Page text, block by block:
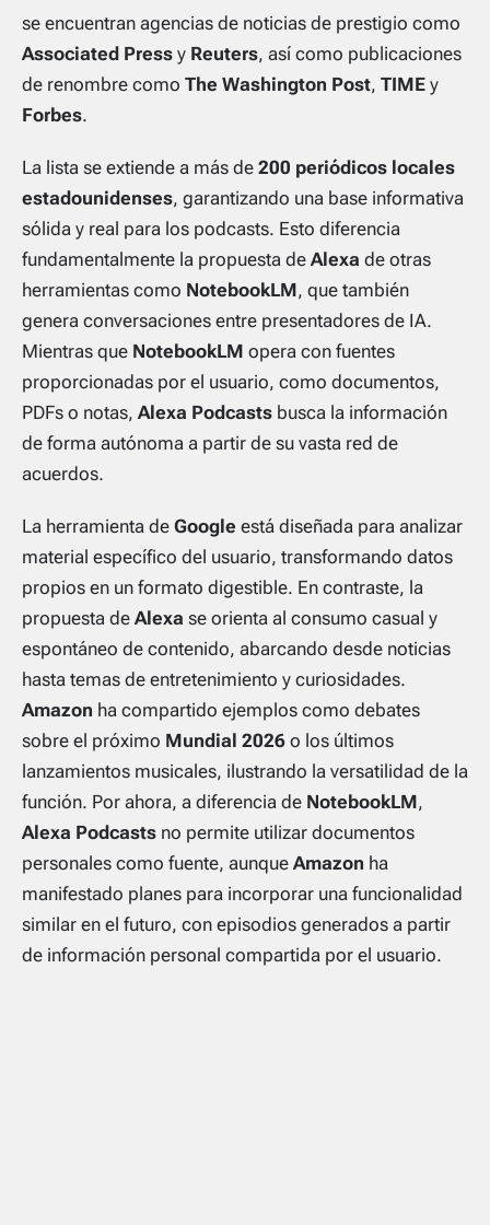
se encuentran agencias de noticias de prestigio como
Associated Press y Reuters, así como publicaciones
de renombre como The Washington Post, TIME y
Forbes.
La lista se extiende a más de 200 periódicos locales
estadounidenses, garantizando una base informativa
sólida y real para los podcasts. Esto diferencia
fundamentalmente la propuesta de Alexa de otras
herramientas como NotebookLM, que también
genera conversaciones entre presentadores de IA.
Mientras que NotebookLM opera con fuentes
proporcionadas por el usuario, como documentos,
PDFs o notas, Alexa Podcasts busca la información
de forma autónoma a partir de su vasta red de
acuerdos.
La herramienta de Google está diseñada para analizar
material específico del usuario, transformando datos
propios en un formato digestible. En contraste, la
propuesta de Alexa se orienta al consumo casual y
espontáneo de contenido, abarcando desde noticias
hasta temas de entretenimiento y curiosidades.
Amazon ha compartido ejemplos como debates
sobre el próximo Mundial 2026 o los últimos
lanzamientos musicales, ilustrando la versatilidad de la
función. Por ahora, a diferencia de NotebookLM,
Alexa Podcasts no permite utilizar documentos
personales como fuente, aunque Amazon ha
manifestado planes para incorporar una funcionalidad
similar en el futuro, con episodios generados a partir
de información personal compartida por el usuario.